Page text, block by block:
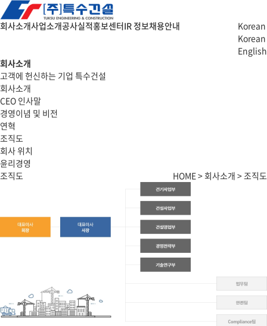
회사소개사업소개공사실적홍보센터IR 정보채용안내
Korean
Korean
English
회사소개
고객에 헌신하는 기업 특수건설
회사소개
CEO 인사말
경영이념 및 비전
연혁
조직도
회사 위치
윤리경영
조직도
HOME > 회사소개 > 조직도